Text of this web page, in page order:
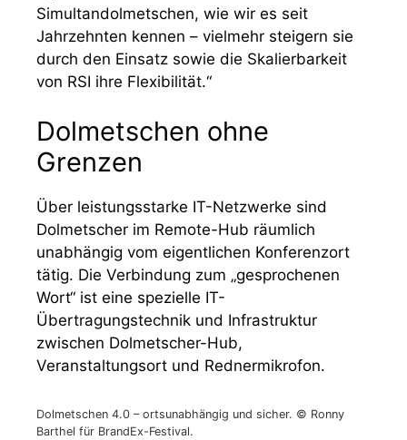
Simultandolmetschen, wie wir es seit
Jahrzehnten kennen – vielmehr steigern sie
durch den Einsatz sowie die Skalierbarkeit
von RSI ihre Flexibilität.“
Dolmetschen ohne
Grenzen
Über leistungsstarke IT-Netzwerke sind
Dolmetscher im Remote-Hub räumlich
unabhängig vom eigentlichen Konferenzort
tätig. Die Verbindung zum „gesprochenen
Wort“ ist eine spezielle IT-
Übertragungstechnik und Infrastruktur
zwischen Dolmetscher-Hub,
Veranstaltungsort und Rednermikrofon.
Dolmetschen 4.0 – ortsunabhängig und sicher. © Ronny
Barthel für BrandEx-Festival.